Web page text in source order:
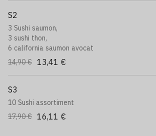
S2
3 Sushi saumon,
3 sushi thon,
6 california saumon avocat
14,90 € 13,41 €
S3
10 Sushi assortiment
17,90 € 16,11 €